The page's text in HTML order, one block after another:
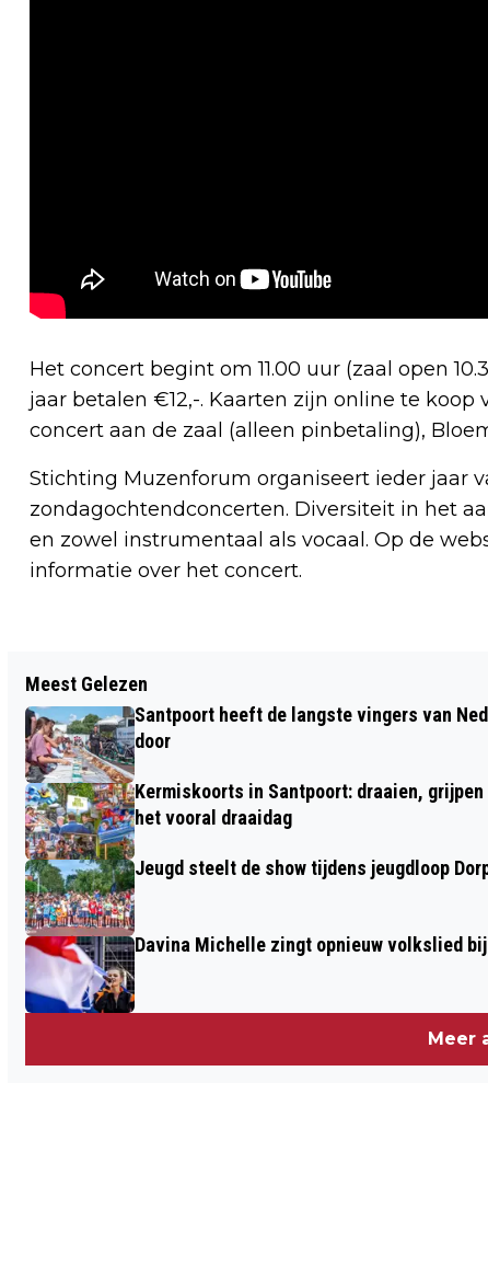
Het concert begint om 11.00 uur (zaal open
jaar betalen €12,-. Kaarten zijn online te
concert aan de zaal (alleen pinbetaling),
Stichting Muzenforum organiseert ieder jaar
zondagochtendconcerten. Diversiteit in het
en zowel instrumentaal als vocaal. Op de
informatie over het concert.
AUTOBRAND IN BENNEBROEK
Meest Gelezen
Santpoort heeft de langste vingers van
door
Kermiskoorts in Santpoort: draaien,
het vooral draaidag
Jeugd steelt de show tijdens jeugdloop
Davina Michelle zingt opnieuw volkslied
Meer